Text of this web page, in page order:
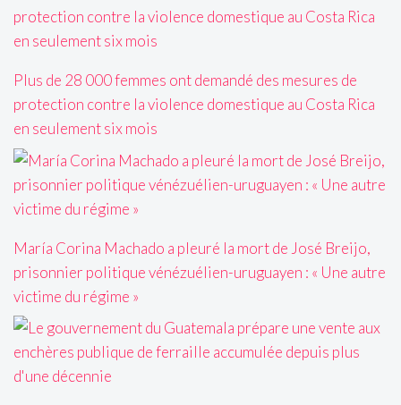
Plus de 28 000 femmes ont demandé des mesures de
protection contre la violence domestique au Costa Rica
en seulement six mois
María Corina Machado a pleuré la mort de José Breijo,
prisonnier politique vénézuélien-uruguayen : « Une autre
victime du régime »